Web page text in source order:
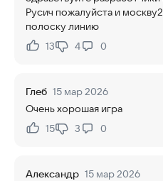
Русич пожалуйста и
полоску линию
Нравится:
13Не нравится:
4 0
Глеб 15 мар 2026
Очень хорошая игра
Нравится:
15Не нравится:
3 0
Александр 15 мар 2026